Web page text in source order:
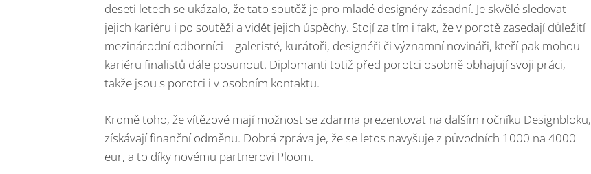
deseti letech se ukázalo, že tato soutěž je pro mladé designéry zásadní. Je skvělé sledovat
jejich kariéru i po soutěži a vidět jejich úspěchy. Stojí za tím i fakt, že v porotě zasedají důležití
mezinárodní odborníci – galeristé, kurátoři, designéři či významní novináři, kteří pak mohou
kariéru finalistů dále posunout. Diplomanti totiž před porotci osobně obhajují svoji práci,
takže jsou s porotci i v osobním kontaktu.
Kromě toho, že vítězové mají možnost se zdarma prezentovat na dalším ročníku Designbloku,
získávají finanční odměnu. Dobrá zpráva je, že se letos navyšuje z původních 1000 na 4000
eur, a to díky novému partnerovi Ploom.